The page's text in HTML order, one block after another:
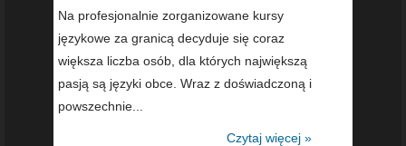
Na profesjonalnie zorganizowane kursy
językowe za granicą decyduje się coraz
większa liczba osób, dla których największą
pasją są języki obce. Wraz z doświadczoną i
powszechnie...
Czytaj więcej »